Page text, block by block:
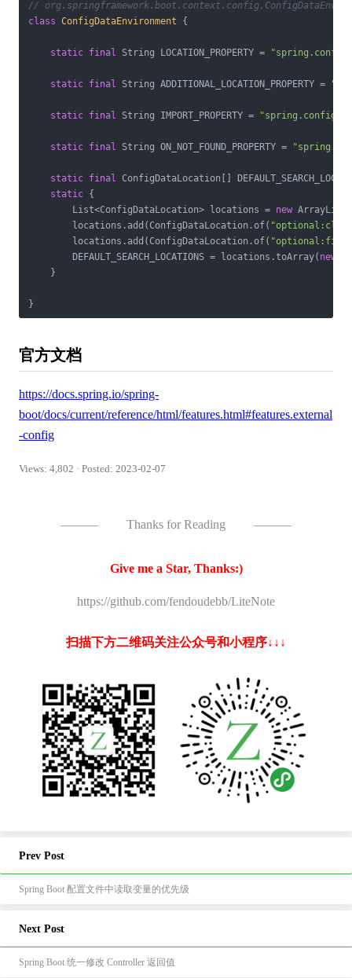
//
class ConfigDataEnvironment {
static final String LOCATION_PROPERTY =
static final String ADDITIONAL_LOCATION_PROPERTY =
static final String IMPORT_PROPERTY =
static final String ON_NOT_FOUND_PROPERTY =
static final ConfigDataLocation[]
static {
        List<ConfigDataLocation> locations =
new
        locations.add(ConfigDataLocation.of(
        locations.add(ConfigDataLocation.of(
        DEFAULT_SEARCH_LOCATIONS = locations.toArray(
new
    }
}
官方文档
https://docs.spring.io/spring-
boot/docs/current/reference/html/features.html#features.external
-config
Views: 4,802 · Posted: 2023-02-07
——— Thanks for Reading ———
Give me a Star, Thanks:)
https://github.com/fendoudebb/LiteNote
扫描下方二维码关注公众号和小程序↓↓↓
Prev Post
Spring Boot 配置文件中读取变量的优先级
Next Post
Spring Boot 统一修改 Controller 返回值